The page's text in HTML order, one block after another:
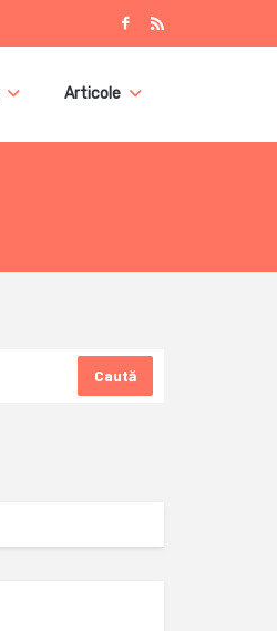
Articole
Caută